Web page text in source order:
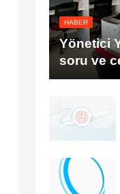
HABER
Yönetici
soru ve